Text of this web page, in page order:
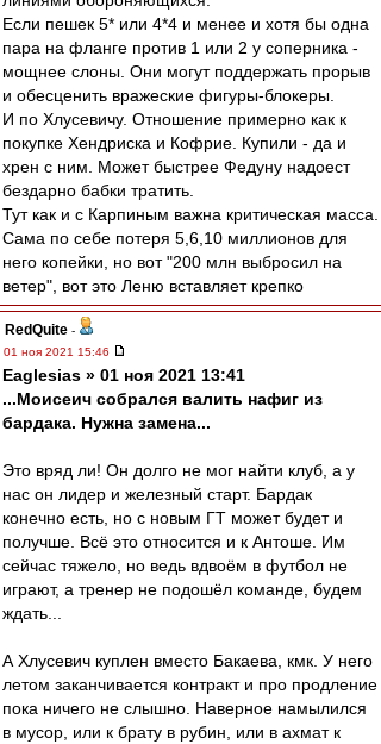
Если пешек 5* или 4*4 и менее и хотя бы одна
пара на фланге против 1 или 2 у соперника -
мощнее слоны. Они могут поддержать прорыв
и обесценить вражеские фигуры-блокеры.
И по Хлусевичу. Отношение примерно как к
покупке Хендриска и Кофрие. Купили - да и
хрен с ним. Может быстрее Федуну надоест
бездарно бабки тратить.
Тут как и с Карпиным важна критическая масса.
Сама по себе потеря 5,6,10 миллионов для
него копейки, но вот "200 млн выбросил на
ветер", вот это Леню вставляет крепко
RedQuite -
01 ноя 2021 15:46
Eaglesias » 01 ноя 2021 13:41
...Моисеич собрался валить нафиг из
бардака. Нужна замена...
Это вряд ли! Он долго не мог найти клуб, а у
нас он лидер и железный старт. Бардак
конечно есть, но с новым ГТ может будет и
получше. Всё это относится и к Антоше. Им
сейчас тяжело, но ведь вдвоём в футбол не
играют, а тренер не подошёл команде, будем
ждать...
А Хлусевич куплен вместо Бакаева, кмк. У него
летом заканчивается контракт и про продление
пока ничего не слышно. Наверное намылился
в мусор, или к брату в рубин, или в ахмат к